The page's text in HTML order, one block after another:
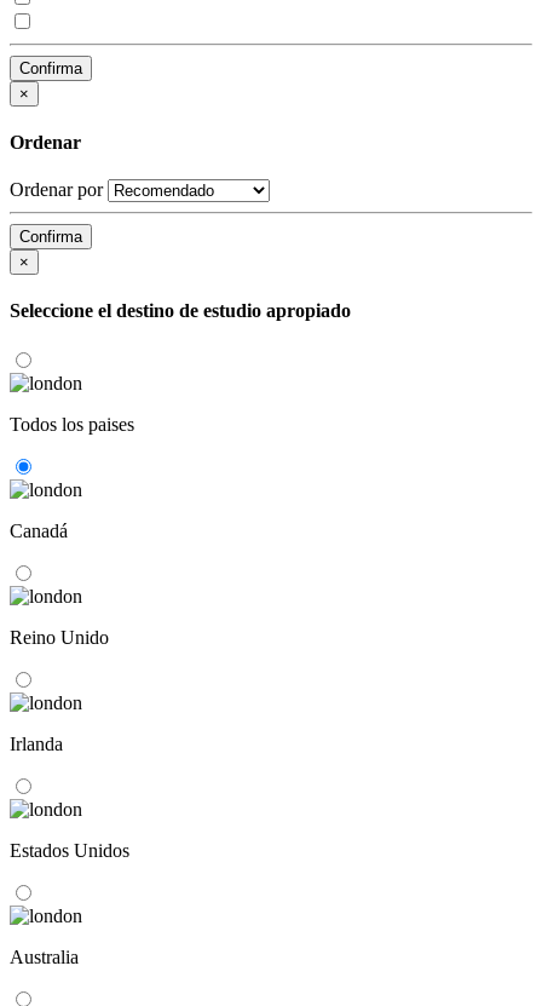
Confirma
×
Ordenar
Ordenar por
Confirma
×
Seleccione el destino de estudio apropiado
Todos los paises
Canadá
Reino Unido
Irlanda
Estados Unidos
Australia